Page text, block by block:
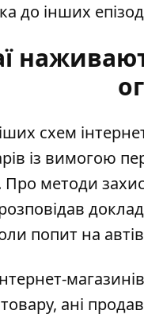
до інших
схем
із вимогою
методи
попит на
товару, ані